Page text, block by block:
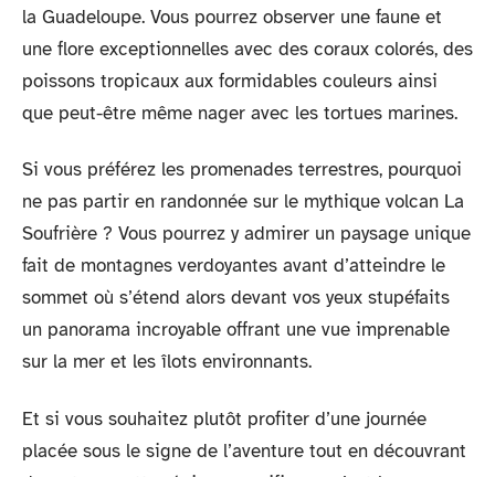
la Guadeloupe. Vous pourrez observer une faune et
une flore exceptionnelles avec des coraux colorés, des
poissons tropicaux aux formidables couleurs ainsi
que peut-être même nager avec les tortues marines.
Si vous préférez les promenades terrestres, pourquoi
ne pas partir en randonnée sur le mythique volcan La
Soufrière ? Vous pourrez y admirer un paysage unique
fait de montagnes verdoyantes avant d’atteindre le
sommet où s’étend alors devant vos yeux stupéfaits
un panorama incroyable offrant une vue imprenable
sur la mer et les îlots environnants.
Et si vous souhaitez plutôt profiter d’une journée
placée sous le signe de l’aventure tout en découvrant